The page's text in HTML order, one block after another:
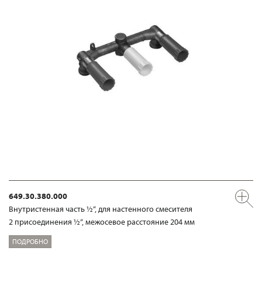
649.30.380.000
Внутристенная часть ½“, для настенного смесителя
2 присоединения ½“, межосевое расстояние 204 мм
ПОДРОБНО